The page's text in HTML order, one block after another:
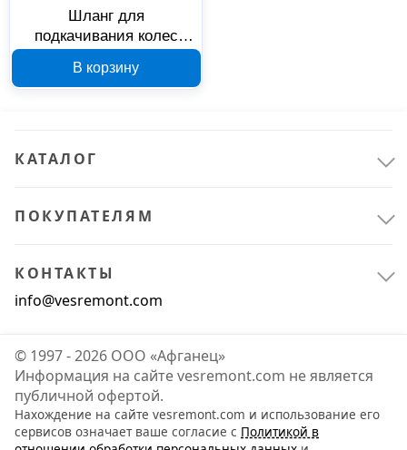
Шланг для
подкачивания колес
В корзину
КАТАЛОГ
ПОКУПАТЕЛЯМ
КОНТАКТЫ
info@vesremont.com
© 1997 - 2026 ООО «Афганец»
Информация на сайте vesremont.com не является
публичной офертой.
Нахождение на сайте vesremont.com и использование его
сервисов означает ваше согласие с Политикой в